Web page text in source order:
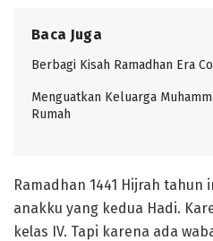
Baca Juga
Berbagi Kisah Ramadhan Era
Menguatkan Keluarga
Rumah
Ramadhan 1441 Hijrah tahun
anakku yang kedua Hadi.
kelas IV. Tapi karena ada